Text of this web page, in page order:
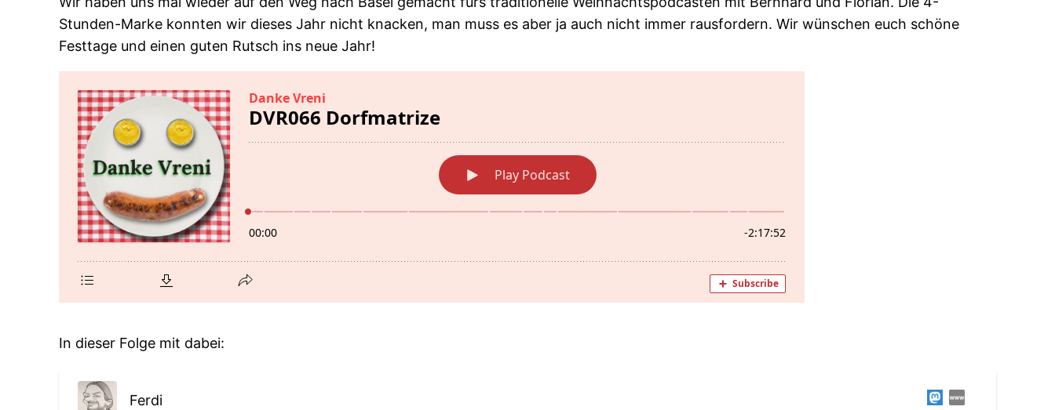
Stunden-Marke konnten wir dieses Jahr nicht knacken, man muss es aber ja auch nicht immer rausfordern. Wir wünschen euch schöne
Festtage und einen guten Rutsch ins neue Jahr!
In dieser Folge mit dabei:
Ferdi